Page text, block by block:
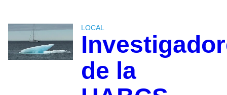
LOCAL
de la